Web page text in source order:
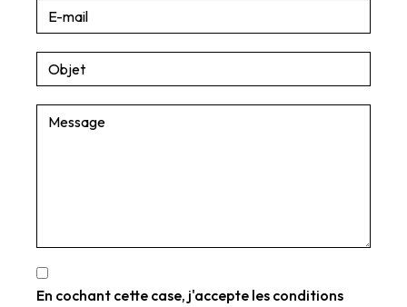
En cochant cette case, j'accepte les conditions